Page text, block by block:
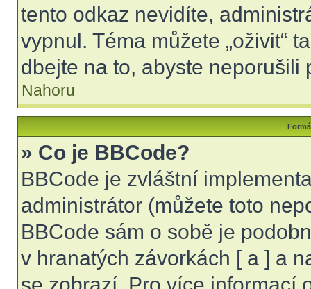
tento odkaz nevidíte,
vypnul. Téma můžete „oživit“
dbejte na to, abyste neporušili
Nahoru
» Co je BBCode?
BBCode je zvláštní
administrátor (můžete toto
BBCode sám o sobě je
v hranatých závorkách [ a ] a